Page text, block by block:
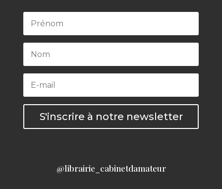
S'inscrire à notre newsletter
@librairie_cabinetdamateur